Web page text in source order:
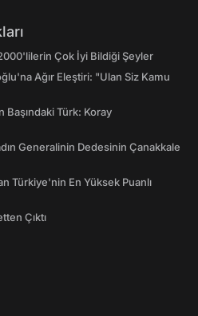
Çok İyi Bildiği Şeyler
Ağır Eleştiri: "Ulan Siz Kamu
Başındaki Türk: Koray
Generalinin Dedesinin Çanakkale
Türkiye'nin En Yüksek Puanlı
Çıktı